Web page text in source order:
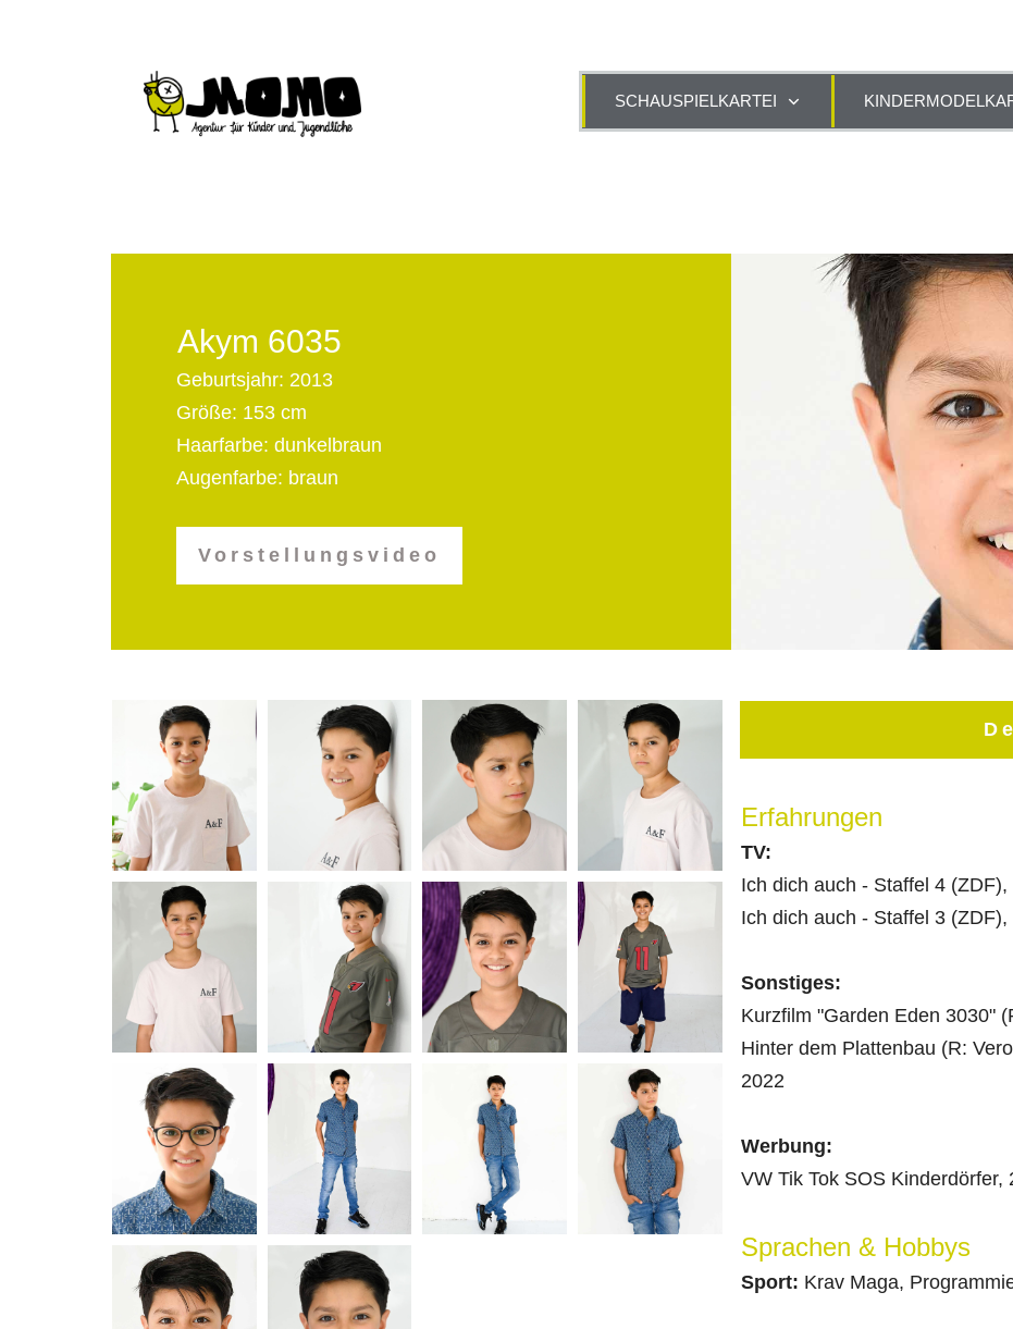
SCHAUSPIELKARTEI
Akym 6035
Geburtsjahr: 2013
Größe: 153 cm
Haarfarbe: dunkelbraun
Augenfarbe: braun
Vorstellungsvideo
Erfahrungen
TV:
Ich dich auch - Staffel 4 (ZDF),
Ich dich auch - Staffel 3 (ZDF),
Sonstiges:
Kurzfilm "Garden Eden 3030"
Hinter dem Plattenbau (R:
2022
Werbung:
VW Tik Tok SOS Kinderdörfer,
Sprachen & Hobbys
Sport: Krav Maga,